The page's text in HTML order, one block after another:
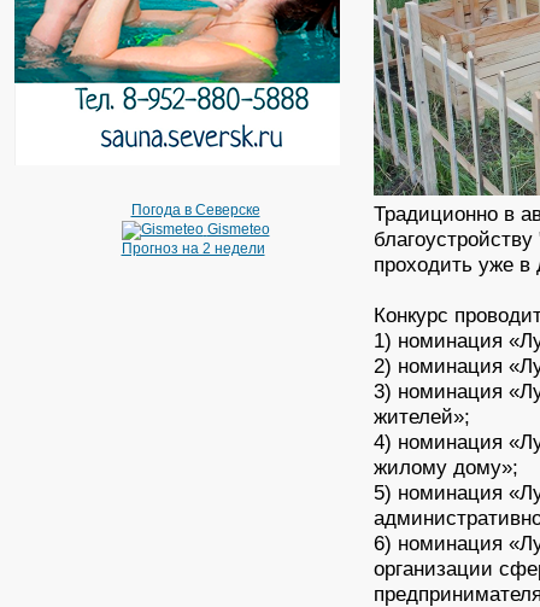
Погода в Северске
Gismeteo
Прогноз на 2 недели
Традиционно в
проходить уже в
Конкурс
1) номинация
2) номинация
3) номинация
жителей»;
4) номинация
жилому дому»;
5) номинация
6) номинация
организации